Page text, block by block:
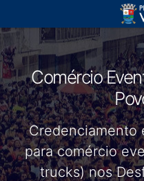
Comércio
Credenciamento
para comércio
trucks) nos